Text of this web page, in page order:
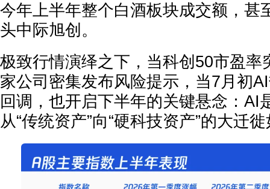
今年上半年整个白酒板块成交额，甚
头中际旭创。
极致行情演绎之下，当科创50市盈率
家公司密集发布风险提示，当7月初
回调，也开启下半年的关键悬念：AI
从“传统资产”向“硬科技资产”的大迁